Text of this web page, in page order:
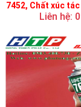
7452, Chất xúc
Liên hệ: